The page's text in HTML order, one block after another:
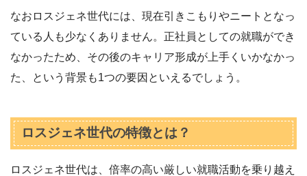
なおロスジェネ世代には、現在引きこもりやニートとなっ
ている人も少なくありません。正社員としての就職ができ
なかったため、その後のキャリア形成が上手くいかなかっ
た、という背景も1つの要因といえるでしょう。
ロスジェネ世代の特徴とは？
ロスジェネ世代は、倍率の高い厳しい就職活動を乗り越え